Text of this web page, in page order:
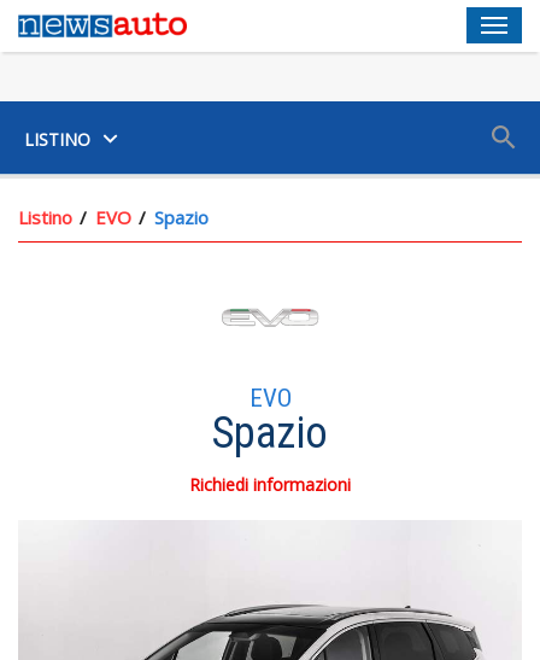
LISTINO
Listino EVO Spazio
EVO
Spazio
Richiedi informazioni